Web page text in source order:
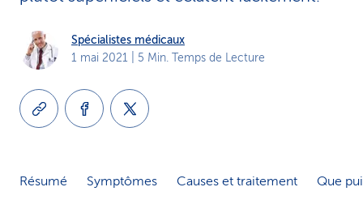
s
e
r
v
c
Spécialistes médicaux
1 mai 2021 | 5 Min. Temps de Lecture
Résumé Symptômes Causes et traitement Que